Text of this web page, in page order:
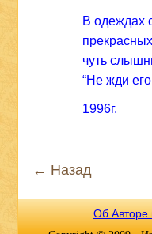
В одеждах
чуть
“Не жди
1996г.
← Назад
Об Авторе